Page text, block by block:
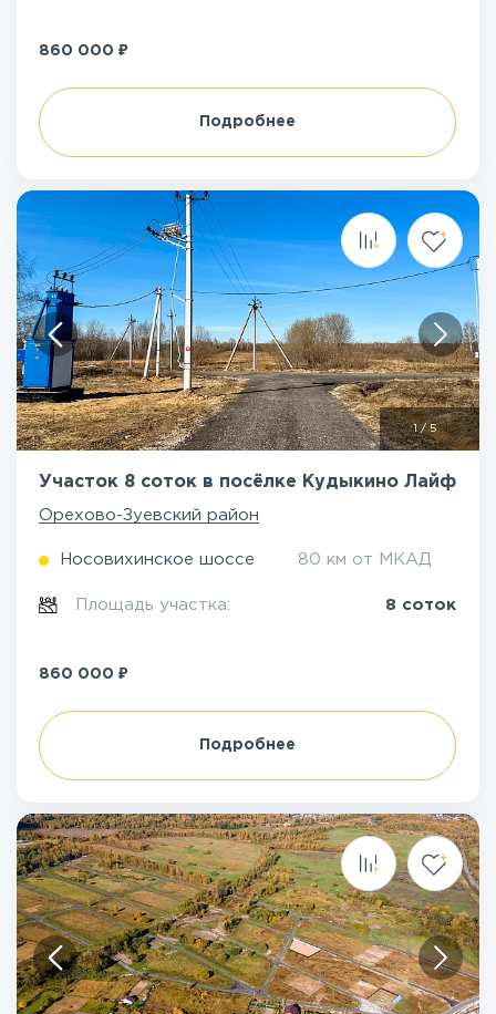
860 000 ₽
Подробнее
1/5
Участок 8 соток в посёлке Кудыкино Лайф
Орехово-Зуевский район
Носовихинское шоссе 80 км от МКАД
Площадь участка: 8 соток
860 000 ₽
Подробнее